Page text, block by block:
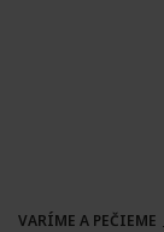
VARÍME A PEČIEME